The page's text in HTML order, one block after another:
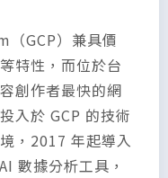
GCP）兼具價
特性，而位於台
創作者最快的網
入於 GCP 的技術
，2017 年起導入
數據分析工具，